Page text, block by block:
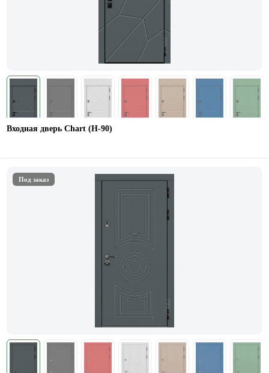
Входная дверь Chart (Н-90)
Под заказ